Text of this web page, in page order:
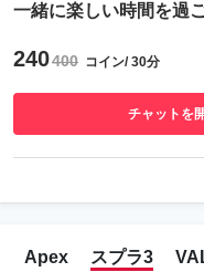
一緒に楽しい時間を過
240400 コイン/ 30分
チャットを
Apex スプラ3